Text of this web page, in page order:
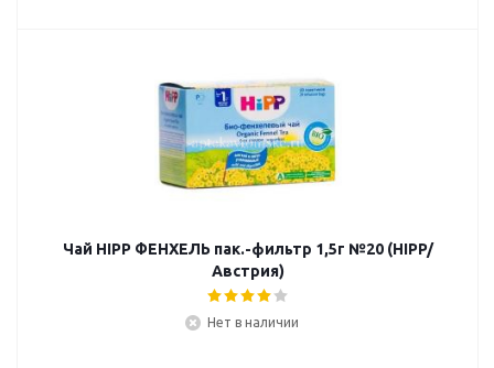
Чай HIPP ФЕНХЕЛЬ пак.-фильтр 1,5г №20 (HIPP/
Австрия)
Нет в наличии